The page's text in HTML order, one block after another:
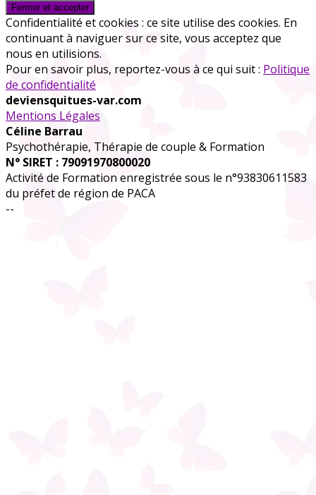
Confidentialité et cookies : ce site utilise des cookies. En
continuant à naviguer sur ce site, vous acceptez que
nous en utilisions.
Pour en savoir plus, reportez-vous à ce qui suit : Politique
de confidentialité
deviensquitues-var.com
Mentions Légales
Céline Barrau
Psychothérapie, Thérapie de couple & Formation
N° SIRET : 79091970800020
Activité de Formation enregistrée sous le n°93830611583
du préfet de région de PACA
--